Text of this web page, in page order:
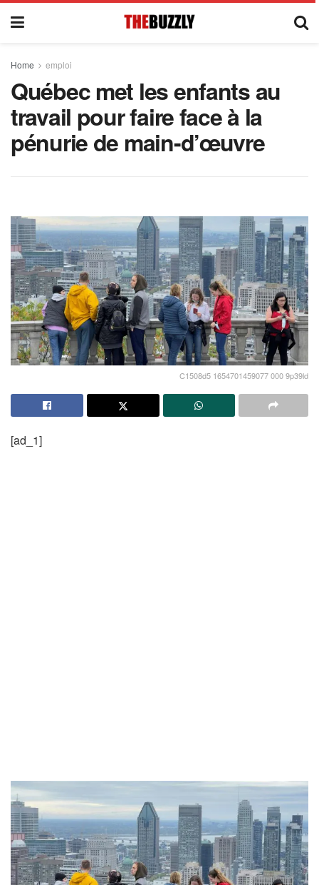
Home emploi
Québec met les enfants au
travail pour faire face à la
pénurie de main-d’œuvre
C1508d5 1654701459077 000 9p39ld
[ad_1]